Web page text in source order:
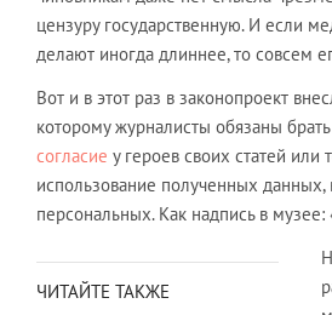
цензуру государственную. И если
делают иногда длиннее, то совсем
Вот и в этот раз в законопроект
которому журналисты обязаны брать
согласие у героев своих статей или
использование полученных данных,
персональных. Как надпись в музее:
ЧИТАЙТЕ ТАКЖЕ